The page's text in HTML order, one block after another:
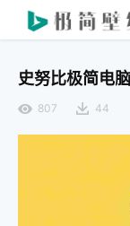
史努比极简电
807 44